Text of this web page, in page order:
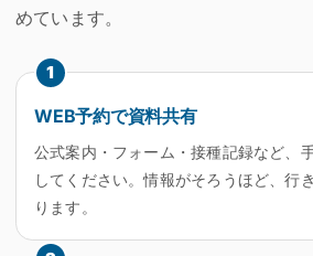
めています。
1
WEB予約で資料共有
公式案内・フォーム・接種記録など、
してください。情報がそろうほど、行
ります。